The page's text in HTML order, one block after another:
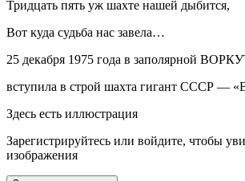
Тридцать пять уж шахте нашей дыбится,
Вот куда судьба нас завела…
25 декабря 1975 года в заполярной
вступила в строй шахта гигант СССР
Здесь есть иллюстрация
Зарегистрируйтесь или войдите, чтобы
изображения